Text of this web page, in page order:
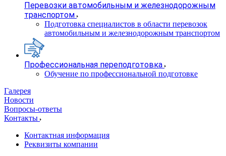
Перевозки автомобильным и железнодорожным
транспортом
Подготовка специалистов в области перевозок
автомобильным и железнодорожным транспортом
Профессиональная переподготовка
Обучение по профессиональной подготовке
Галерея
Новости
Вопросы-ответы
Контакты
Контактная информация
Реквизиты компании